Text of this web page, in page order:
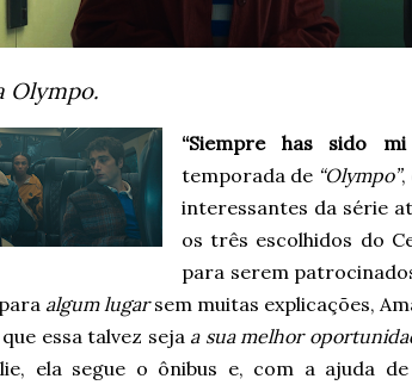
Olympo.
“Siempre has sido
temporada de “Olympo”,
interessantes da série
os três escolhidos do
para serem
algum lugarsem muitas explicações,
essa talvez seja a sua melhor
ela segue o ônibus e, com a ajuda